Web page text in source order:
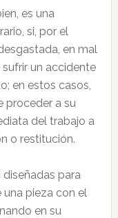
es una
si, por el
en mal
un accidente
en estos casos,
proceder a su
del trabajo a
o restitución.
para
una pieza con el
en su